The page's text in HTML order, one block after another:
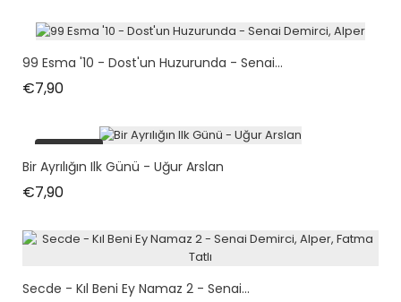
99 Esma '10 - Dost'un Huzurunda - Senai...
€7,90Fiyat
tükendi
Bir Ayrılığın Ilk Günü - Uğur Arslan
€7,90Fiyat
Secde - Kıl Beni Ey Namaz 2 - Senai...